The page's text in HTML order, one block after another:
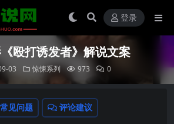
登录
殴打诱发者》解说文案
03 惊悚系列 973 0
常见问题 评论建议